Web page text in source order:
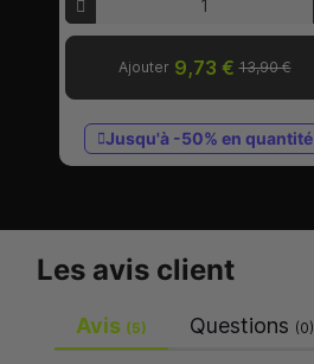
Ajouter 9,73 € 13,90 €
Jusqu'à -50% en quantité
Les avis client
Avis (5) Questions (0)